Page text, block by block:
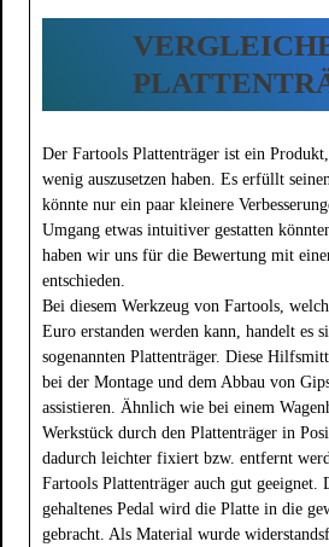
Der Fartools Plattenträger ist ein
wenig auszusetzen haben. Es erfüllt
könnte nur ein paar kleinere
Umgang etwas intuitiver gestatten
haben wir uns für die Bewertung mit
entschieden.
Bei diesem Werkzeug von Fartools,
Euro erstanden werden kann, handelt es
sogenannten Plattenträger. Diese
bei der Montage und dem Abbau von
assistieren. Ähnlich wie bei einem
Werkstück durch den Plattenträger in
dadurch leichter fixiert bzw. entfernt
Fartools Plattenträger auch gut geeignet.
gehaltenes Pedal wird die Platte in die
gebracht. Als Material wurde